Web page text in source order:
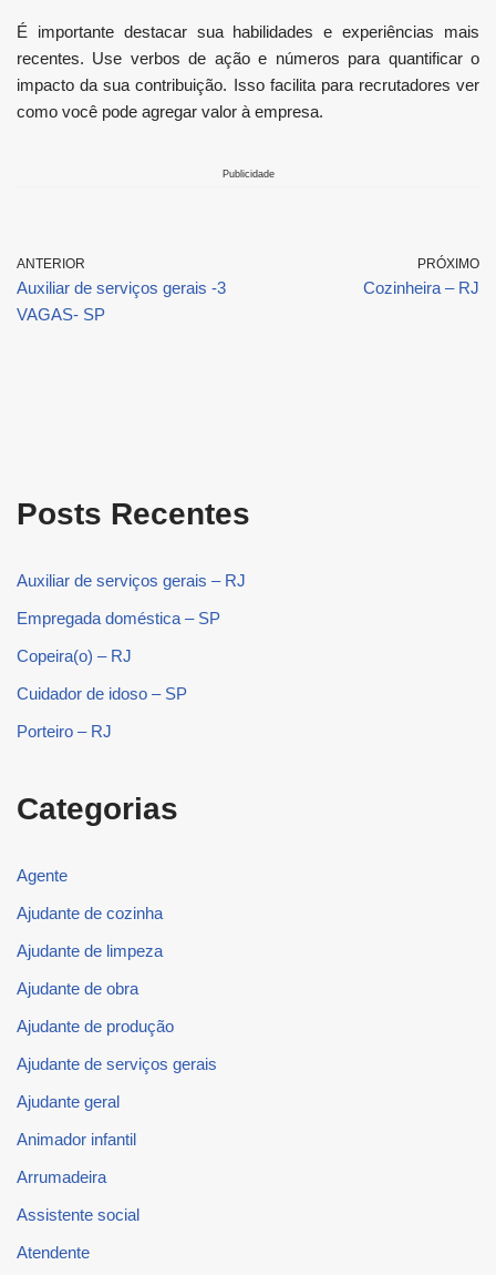
É importante destacar sua habilidades e experiências mais
recentes. Use verbos de ação e números para quantificar o
impacto da sua contribuição. Isso facilita para recrutadores ver
como você pode agregar valor à empresa.
Publicidade
ANTERIOR
Auxiliar de serviços gerais -3
VAGAS- SP
PRÓXIMO
Cozinheira – RJ
Posts Recentes
Auxiliar de serviços gerais – RJ
Empregada doméstica – SP
Copeira(o) – RJ
Cuidador de idoso – SP
Porteiro – RJ
Categorias
Agente
Ajudante de cozinha
Ajudante de limpeza
Ajudante de obra
Ajudante de produção
Ajudante de serviços gerais
Ajudante geral
Animador infantil
Arrumadeira
Assistente social
Atendente